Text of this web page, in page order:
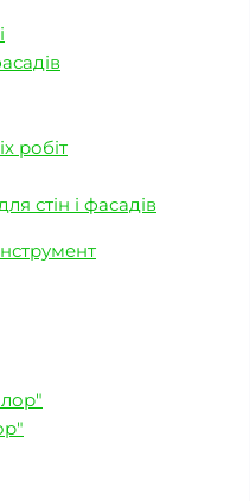
робіт
стін і фасадів